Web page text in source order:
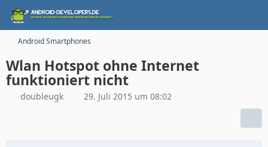
Android Smartphones
Wlan Hotspot ohne Internet
funktioniert nicht
doubleugk 29. Juli 2015 um 08:02